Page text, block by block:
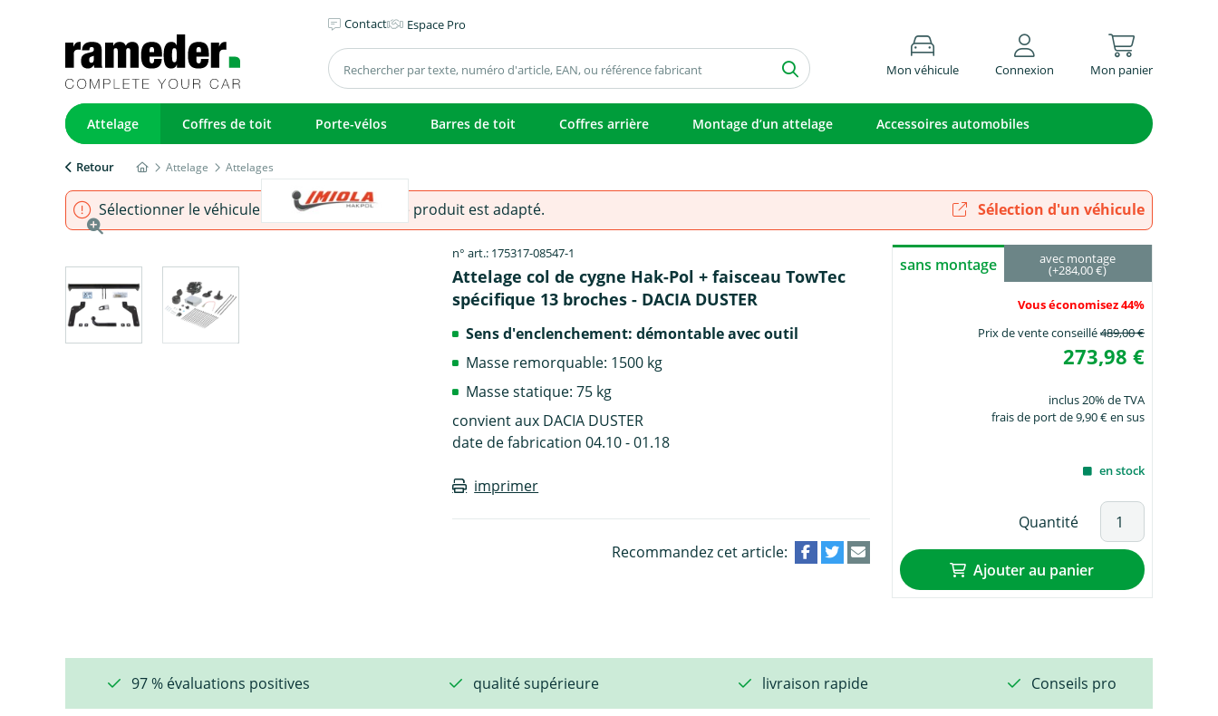
Contact Espace Pro
Mon véhicule Connexion Mon panier
Attelage Coffres de toit Porte-vélos Barres de toit Coffres arrière Montage d’un attelage Accessoires automobiles
Retour Attelage Attelages
Sélectionner le véhicule pour s'assurer que le produit est adapté. Sélection d'un véhicule
n° art.: 175317-08547-1
Attelage col de cygne Hak-Pol + faisceau TowTec
spécifique 13 broches - DACIA DUSTER
Sens d'enclenchement: démontable avec outil
Masse remorquable: 1500 kg
Masse statique: 75 kg
convient aux DACIA DUSTER
date de fabrication 04.10 - 01.18
imprimer
Recommandez cet article:
sans montage avec montage
(+284,00 €)
Vous économisez 44%
Prix de vente conseillé489,00 €
273,98 €
inclus 20% de TVA
frais de port de 9,90 € en sus
en stock
Quantité
Ajouter au panier
97 % évaluations positives qualité supérieure livraison rapide Conseils pro